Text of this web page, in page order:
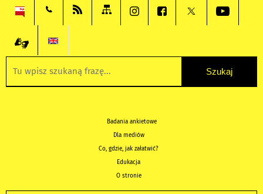
Badania ankietowe
Dla mediów
Co, gdzie, jak załatwić?
Edukacja
O stronie